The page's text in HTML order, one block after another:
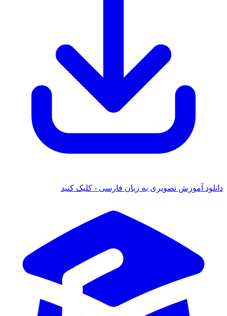
آموزش تصویری به زبان فارسی - کلیک کنید